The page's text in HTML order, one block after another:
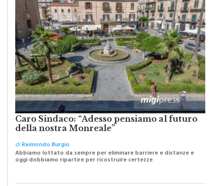
Caro Sindaco: “Adesso pensiamo al futuro
della nostra Monreale”
diRaimondo Burgio